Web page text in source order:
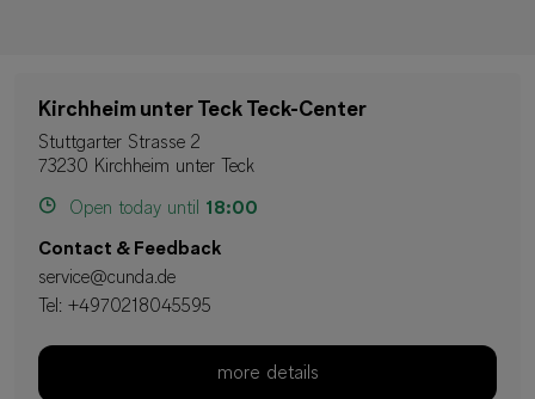
Kirchheim unter Teck Teck-Center
Stuttgarter Strasse 2
73230 Kirchheim unter Teck
Open today until 18:00
Contact & Feedback
service@cunda.de
Tel: +4970218045595
more details